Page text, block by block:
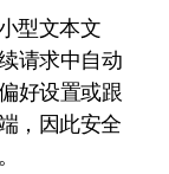
型文本文
请求中自动
好设置或跟
，因此安全